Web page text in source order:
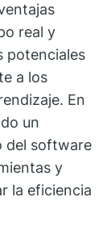
real y
potenciales
a los
En
un
del software
y
la eficiencia